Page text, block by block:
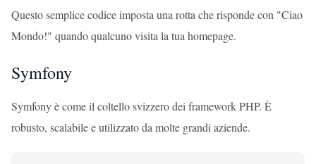
Questo semplice codice imposta una rotta che risponde con "Ciao
Mondo!" quando qualcuno visita la tua homepage.
Symfony
Symfony è come il coltello svizzero dei framework PHP. È
robusto, scalabile e utilizzato da molte grandi aziende.